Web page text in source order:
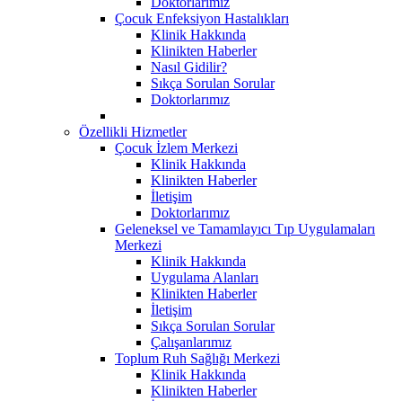
Çocuk Enfeksiyon Hastalıkları
Klinik Hakkında
Klinikten Haberler
Nasıl Gidilir?
Sıkça Sorulan Sorular
Doktorlarımız
Özellikli Hizmetler
Çocuk İzlem Merkezi
Klinik Hakkında
Klinikten Haberler
İletişim
Doktorlarımız
Geleneksel ve Tamamlayıcı Tıp Uygulamaları
Merkezi
Klinik Hakkında
Uygulama Alanları
Klinikten Haberler
İletişim
Sıkça Sorulan Sorular
Çalışanlarımız
Toplum Ruh Sağlığı Merkezi
Klinik Hakkında
Klinikten Haberler